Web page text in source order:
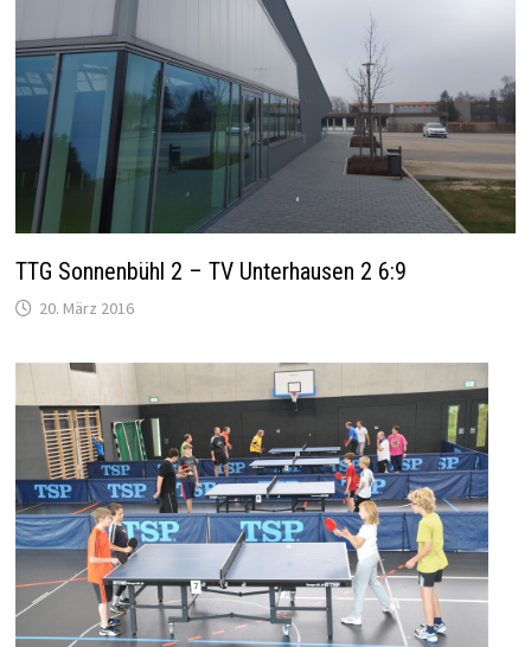
TTG Sonnenbühl 2 – TV Unterhausen 2 6:9
20. März 2016